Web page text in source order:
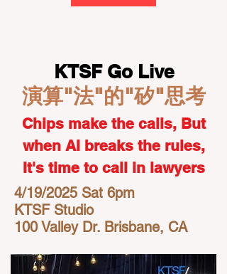
KTSF Go Live
演算"法"的"矽"思考
Chips make the calls, But
when AI breaks the rules,
It's time to call in lawyers
4/19/2025 Sat 6pm
KTSF Studio
100 Valley Dr. Brisbane, CA